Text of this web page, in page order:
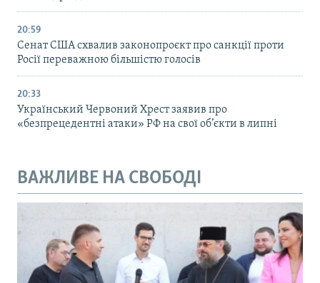
20:59
Cенат США схвалив законопроєкт про санкції проти
Росії переважною більшістю голосів
20:33
Український Червоний Хрест заявив про
«безпрецедентні атаки» РФ на свої об’єкти в липні
ВАЖЛИВЕ НА СВОБОДІ